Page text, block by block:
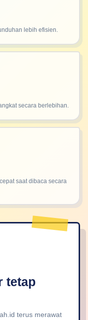
lebih efisien.
secara berlebihan.
saat dibaca secara
tetap
terus merawat